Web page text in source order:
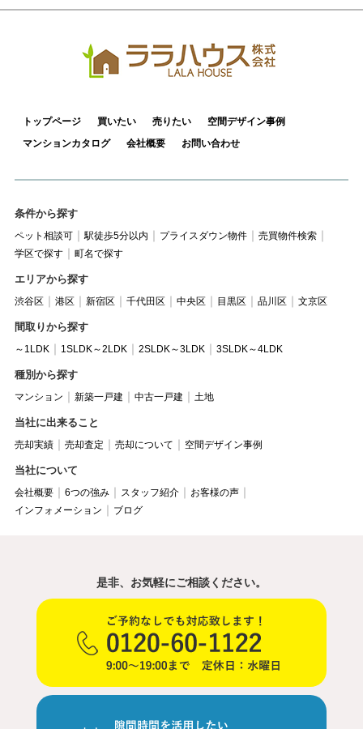
トップページ 買いたい 売りたい
空間デザイン事例
マンションカタログ
会社概要 お問い合わせ
条件から探す
ペット相談可 駅徒歩5分以内 プライスダウン物件
売買物件検索
学区で探す
町名で探す
エリアから探す
渋谷区 港区 新宿区 千代田区 中央区 目黒区 品川区 文京区
間取りから探す
～1LDK 1SLDK～2LDK 2SLDK～3LDK 3SLDK～4LDK
種別から探す
マンション 新築一戸建 中古一戸建 土地
当社に出来ること
売却実績 売却査定 売却について 空間デザイン事例
当社について
会社概要 6つの強み スタッフ紹介
お客様の声
インフォメーション
ブログ
是非、お気軽にご相談ください。